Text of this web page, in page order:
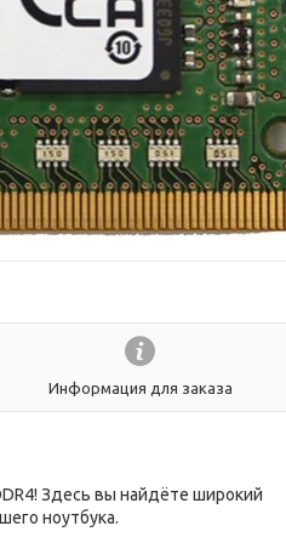
Информация для заказа
Здесь вы найдёте широкий
ноутбука.